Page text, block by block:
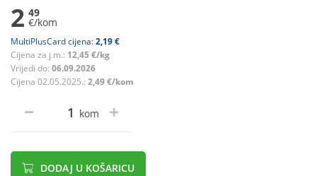
2 49
€/kom
MultiPlusCard cijena:2,19 €
Cijena za j.m.: 12,45 €/kg
Vrijedi do: 06.09.2026
Cijena 02.05.2025.: 2,49 €/kom
kom
DODAJ U KOŠARICU